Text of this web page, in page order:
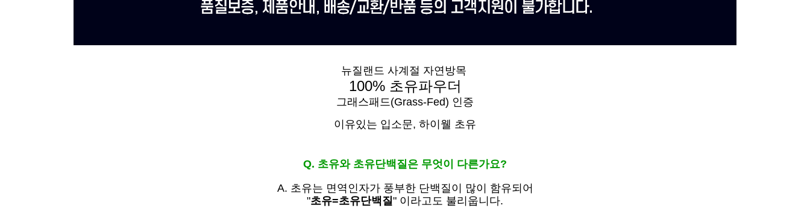
뉴질랜드 사계절 자연방목
100% 초유파우더
그래스패드(Grass-Fed) 인증
이유있는 입소문, 하이웰 초유
Q. 초유와 초유단백질은 무엇이 다른가요?
A. 초유는 면역인자가 풍부한 단백질이 많이 함유되어
"초유=초유단백질" 이라고도 불리웁니다.